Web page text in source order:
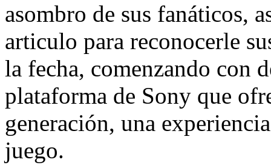
asombro de sus fanáticos,
articulo para reconocerle
la fecha, comenzando con
plataforma de Sony que
generación, una
juego.